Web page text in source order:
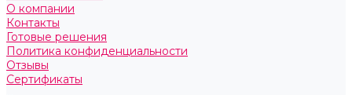
О компании
Контакты
Готовые решения
Политика конфиденциальности
Отзывы
Сертификаты